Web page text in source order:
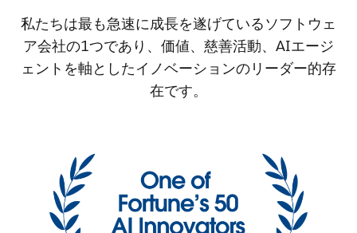
私たちは最も急速に成長を遂げているソフトウェ
ア会社の1つであり、価値、慈善活動、AIエージ
ェントを軸としたイノベーションのリーダー的存
在です。